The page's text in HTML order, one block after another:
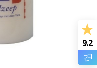
9.2